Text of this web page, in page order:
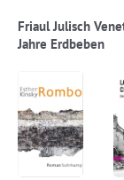
Friaul Julisch
Jahre Erdbeben